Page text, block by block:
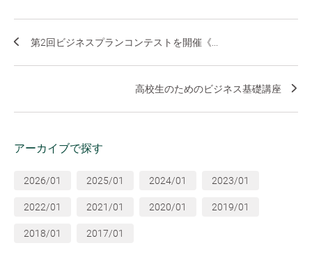
第2回ビジネスプランコンテストを開催《...
高校生のためのビジネス基礎講座
アーカイブで探す
2026/01 2025/01 2024/01 2023/01
2022/01 2021/01 2020/01 2019/01
2018/01 2017/01